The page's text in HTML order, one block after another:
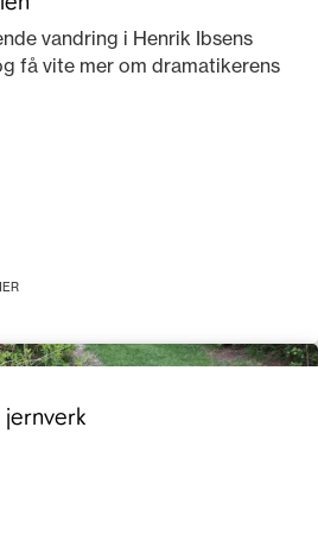
vandring i Henrik Ibsens
få vite mer om dramatikerens